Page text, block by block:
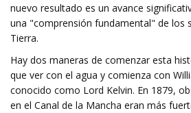
nuevo resultado es un avance
una "comprensión fundamental" de los
Tierra.
Hay dos maneras de comenzar esta
que ver con el agua y comienza con
conocido como Lord Kelvin. En 1879,
en el Canal de la Mancha eran más